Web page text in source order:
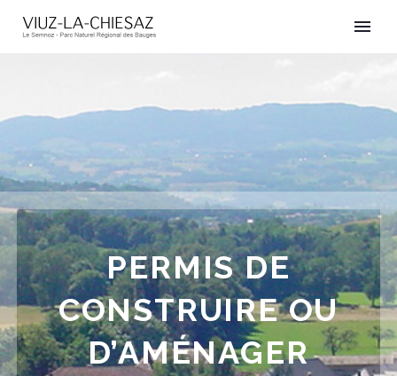
PERMIS DE
CONSTRUIRE OU
D’AMÉNAGER